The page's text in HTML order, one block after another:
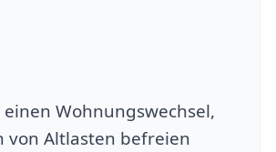
einen Wohnungswechsel,
von Altlasten befreien